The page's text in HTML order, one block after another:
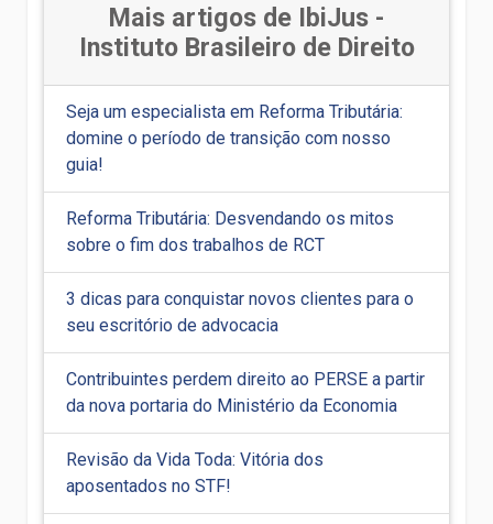
Mais artigos de IbiJus -
Instituto Brasileiro de Direito
Seja um especialista em Reforma Tributária:
domine o período de transição com nosso
guia!
Reforma Tributária: Desvendando os mitos
sobre o fim dos trabalhos de RCT
3 dicas para conquistar novos clientes para o
seu escritório de advocacia
Contribuintes perdem direito ao PERSE a partir
da nova portaria do Ministério da Economia
Revisão da Vida Toda: Vitória dos
aposentados no STF!